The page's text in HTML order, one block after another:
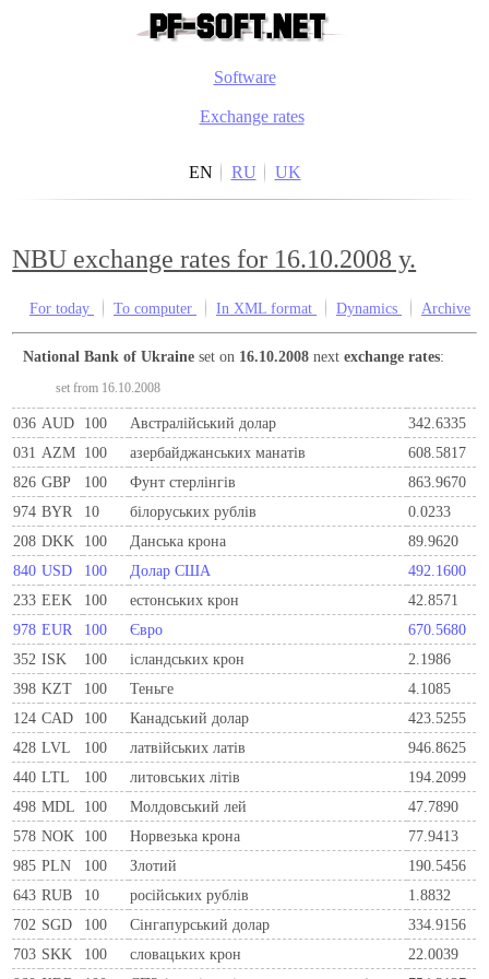
Software
Exchange rates
EN RU UK
NBU exchange rates for 16.10.2008 y.
For today To computer In XML format Dynamics Archive
National Bank of Ukraine set on 16.10.2008 nextexchange rates:
set from 16.10.2008
036 AUD 100 Австралійський долар
342.6335
031 AZM 100 азербайджанських манатів
608.5817
826 GBP 100 Фунт стерлінгів
863.9670
974 BYR 10 білоруських рублів
0.0233
208 DKK 100 Данська крона
89.9620
840 USD 100 Долар США
492.1600
233 EEK 100 естонських крон
42.8571
978 EUR 100 Євро
670.5680
352 ISK 100 ісландських крон
2.1986
398 KZT 100 Теньге
4.1085
124 CAD 100 Канадський долар
423.5255
428 LVL 100 латвійських латів
946.8625
440 LTL 100 литовських літів
194.2099
498 MDL 100 Молдовський лей
47.7890
578 NOK 100 Норвезька крона
77.9413
985 PLN 100 Злотий
190.5456
643 RUB 10 російських рублів
1.8832
702 SGD 100 Сінгапурський долар
334.9156
703 SKK 100 словацьких крон
22.0039